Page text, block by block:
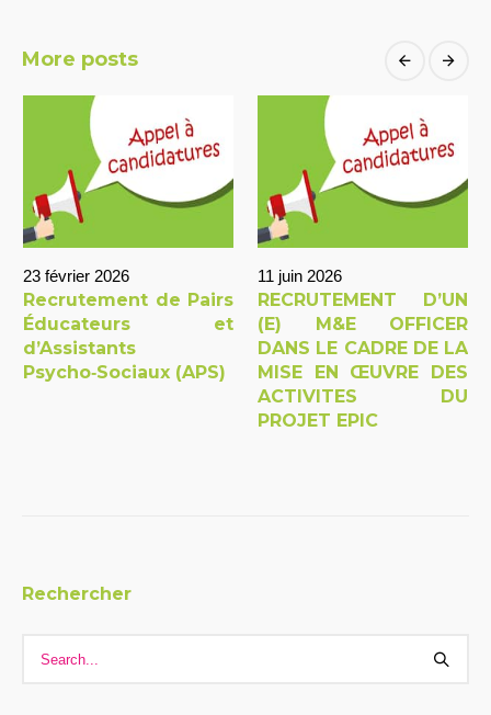
More posts
23 février 2026
Recrutement de Pairs
Éducateurs et
d’Assistants
Psycho‑Sociaux (APS)
11 juin 2026
RECRUTEMENT D’UN
(E) M&E OFFICER
DANS LE CADRE DE LA
MISE EN ŒUVRE DES
ACTIVITES DU
PROJET EPIC
Rechercher